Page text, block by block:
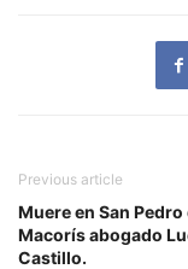
Previous article
Muere en San Pedro
Macorís abogado
Castillo.